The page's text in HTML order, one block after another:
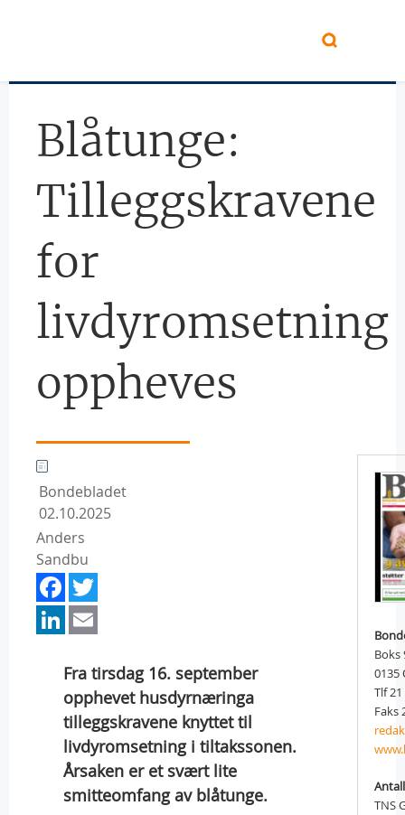
Blåtunge:
Tilleggskravene
for
livdyromsetning
oppheves
Bondebladet
02.10.2025
Anders
Sandbu
Facebook
LinkedIn
Fra tirsdag 16. september
opphevet husdyrnæringa
tilleggskravene knyttet til
livdyromsetning i tiltakssonen.
Årsaken er et svært lite
smitteomfang av blåtunge.
Boks
0135
Tlf
Faks
TNS